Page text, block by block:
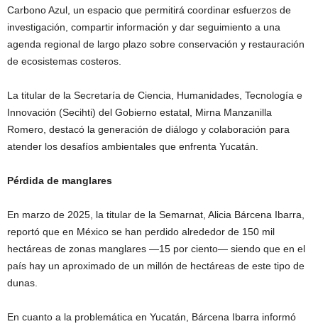
Carbono Azul, un espacio que permitirá coordinar esfuerzos de
investigación, compartir información y dar seguimiento a una
agenda regional de largo plazo sobre conservación y restauración
de ecosistemas costeros.
La titular de la Secretaría de Ciencia, Humanidades, Tecnología e
Innovación (Secihti) del Gobierno estatal, Mirna Manzanilla
Romero, destacó la generación de diálogo y colaboración para
atender los desafíos ambientales que enfrenta Yucatán.
Pérdida de manglares
En marzo de 2025, la titular de la Semarnat, Alicia Bárcena Ibarra,
reportó que en México se han perdido alrededor de 150 mil
hectáreas de zonas manglares —15 por ciento— siendo que en el
país hay un aproximado de un millón de hectáreas de este tipo de
dunas.
En cuanto a la problemática en Yucatán, Bárcena Ibarra informó